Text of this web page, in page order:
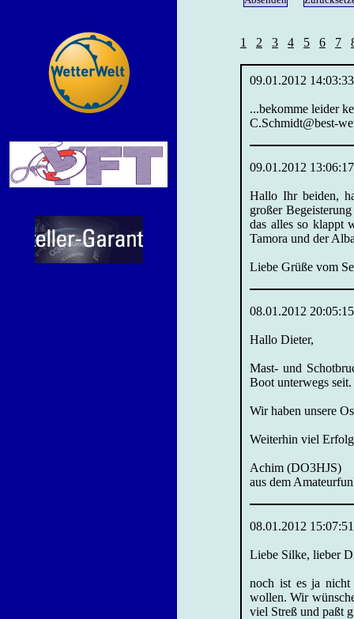
1 2 3 4 5 6 7
09.01.2012 14:03:33
...bekomme leider
C.Schmidt@best-
09.01.2012 13:06:17
Hallo Ihr beiden,
großer
das alles so klappt
Tamora und der
Liebe Grüße vom
08.01.2012 20:05:15
Hallo Dieter,
Mast- und
Boot unterwegs
Wir haben unsere
Weiterhin viel
Achim (DO3HJS)
aus dem
08.01.2012 15:07:51
Liebe Silke, lieber
noch ist es ja nicht
wollen. Wir
viel Streß und paßt